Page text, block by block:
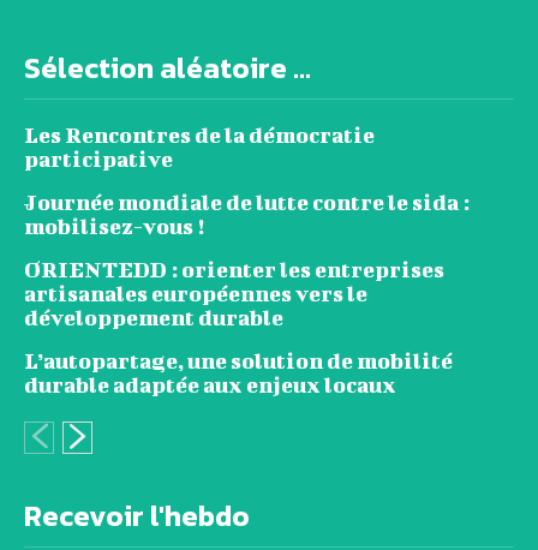
Sélection aléatoire ...
Les Rencontres de la démocratie
participative
Journée mondiale de lutte contre le sida :
mobilisez-vous !
ORIENTEDD : orienter les entreprises
artisanales européennes vers le
développement durable
L’autopartage, une solution de mobilité
durable adaptée aux enjeux locaux
Recevoir l'hebdo